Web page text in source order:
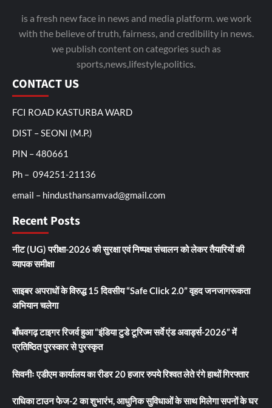
is a fresh new face in news and media platform. we work
with the believe of truth, fairness, and credibility in news.
we publish content on categories such as
sports,news,lifestyle,politics.
CONTACT US
FCI ROAD KASTURBA WARD
DIST – SEONI (M.P.)
PIN – 480661
Ph – 094251-21136
email – hindusthansamvad@gmail.com
Recent Posts
नीट (UG) परीक्षा-2026 की सुरक्षा एवं निष्पक्ष संचालन को लेकर तैयारियों की
व्यापक समीक्षा
साइबर अपराधों के विरुद्ध 15 दिवसीय “Safe Click 2.0” वृहद जनजागरूकता
अभियान चलेगा
बाँधवगढ़ टाइगर रिजर्व हुआ “इंडिया टुडे टूरिज्म सर्वे एंड अवार्ड्स-2026” में
प्रतिष्ठित पुरस्कार से पुरस्कृत
सिवनीः एडीएम कार्यालय का रीडर 20 हजार रुपये रिश्वत लेते रंगे हाथों गिरफ्तार
राधिका टाउन फेज-2 का शुभारंभ, आधुनिक सुविधाओं के साथ मिलेगा सपनों के घर